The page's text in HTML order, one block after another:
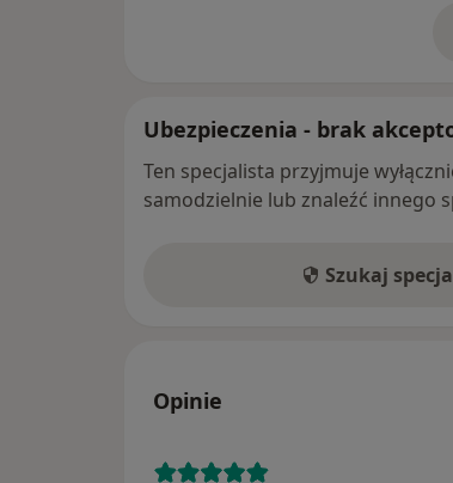
Ubezpieczenia - brak
Ten specjalista przyjmuje
samodzielnie lub znaleźć innego
Szukaj
Opinie